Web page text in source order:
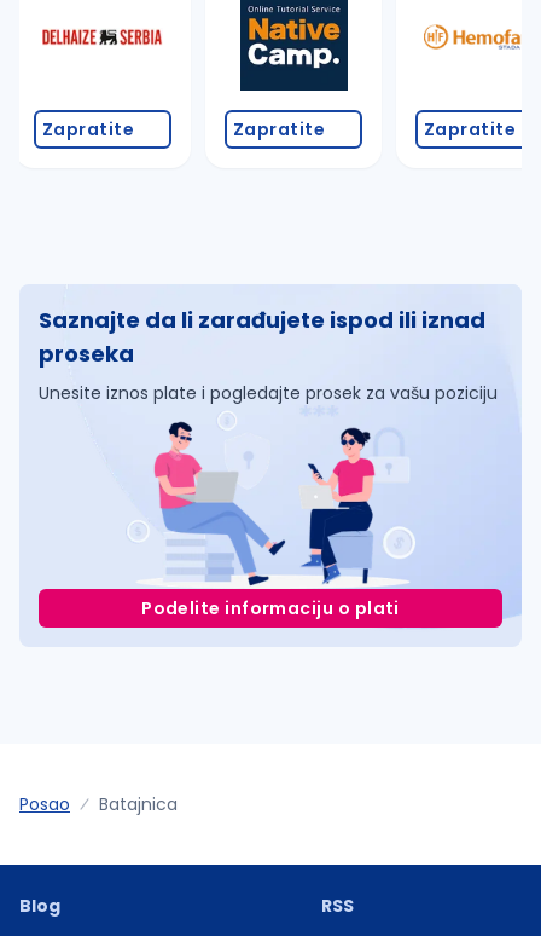
Zapratite Zapratite Zapratite
Saznajte da li zarađujete ispod ili iznad
proseka
Unesite iznos plate i pogledajte prosek za vašu poziciju
Podelite informaciju o plati
Posao Batajnica
Blog RSS